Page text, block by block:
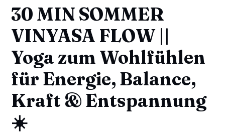
30 MIN SOMMER
VINYASA FLOW ||
Yoga zum Wohlfühlen
für Energie, Balance,
Kraft & Entspannung
☀️